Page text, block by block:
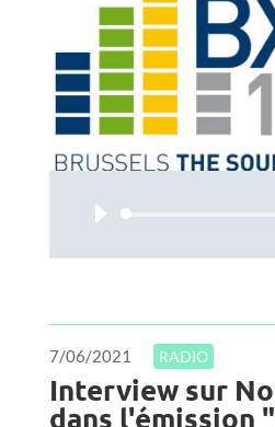
7/06/2021 RADIO
Interview sur
dans l'émission